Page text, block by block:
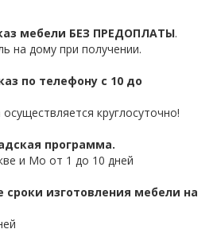
мебели БЕЗ ПРЕДОПЛАТЫ.
на дому при получении.
по телефону с 10 до
круглосуточно!
программа.
и Мо от 1 до 10 дней
сроки изготовления мебели на